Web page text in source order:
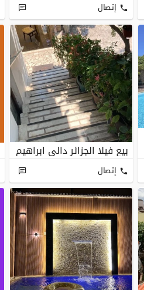
إتصال
بيع فيلا الجزائر دالي ابراهيم
إتصال